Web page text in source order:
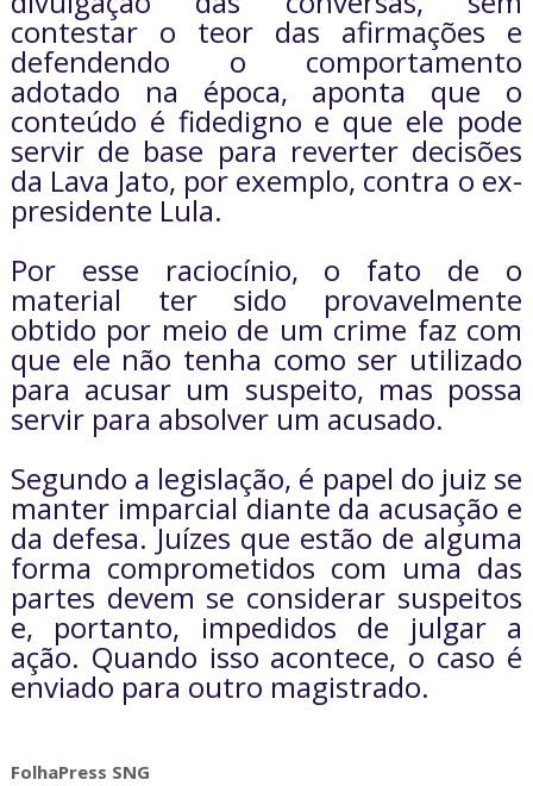
contestar o teor das afirmações e
defendendo o comportamento
adotado na época, aponta que o
conteúdo é fidedigno e que ele pode
servir de base para reverter decisões
da Lava Jato, por exemplo, contra o ex-
presidente Lula.
Por esse raciocínio, o fato de o
material ter sido provavelmente
obtido por meio de um crime faz com
que ele não tenha como ser utilizado
para acusar um suspeito, mas possa
servir para absolver um acusado.
Segundo a legislação, é papel do juiz se
manter imparcial diante da acusação e
da defesa. Juízes que estão de alguma
forma comprometidos com uma das
partes devem se considerar suspeitos
e, portanto, impedidos de julgar a
ação. Quando isso acontece, o caso é
enviado para outro magistrado.
FolhaPress SNG